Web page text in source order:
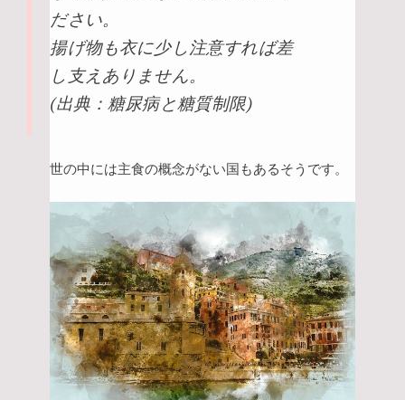
ださい。
揚げ物も衣に少し注意すれば差
し支えありません。
(出典：糖尿病と糖質制限)
世の中には主食の概念がない国もあるそうです。